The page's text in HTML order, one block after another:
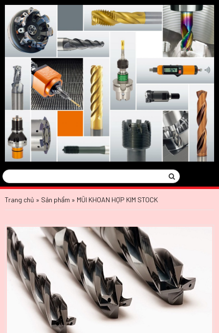
Tìm
kiếm:
Search
Trang chủ » Sản phẩm » MŨI KHOAN HỢP KIM STOCK